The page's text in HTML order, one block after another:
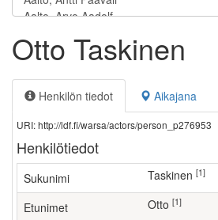
Otto Taskinen
Henkilön tiedot Aikajana
URI: http://ldf.fi/warsa/actors/person_p276953
Henkilötiedot
Sukunimi Taskinen [1]
Etunimet Otto [1]